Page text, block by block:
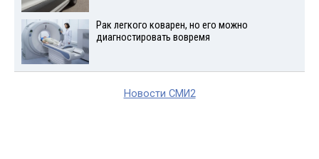
Рак легкого коварен, но его можно
диагностировать вовремя
Новости СМИ2